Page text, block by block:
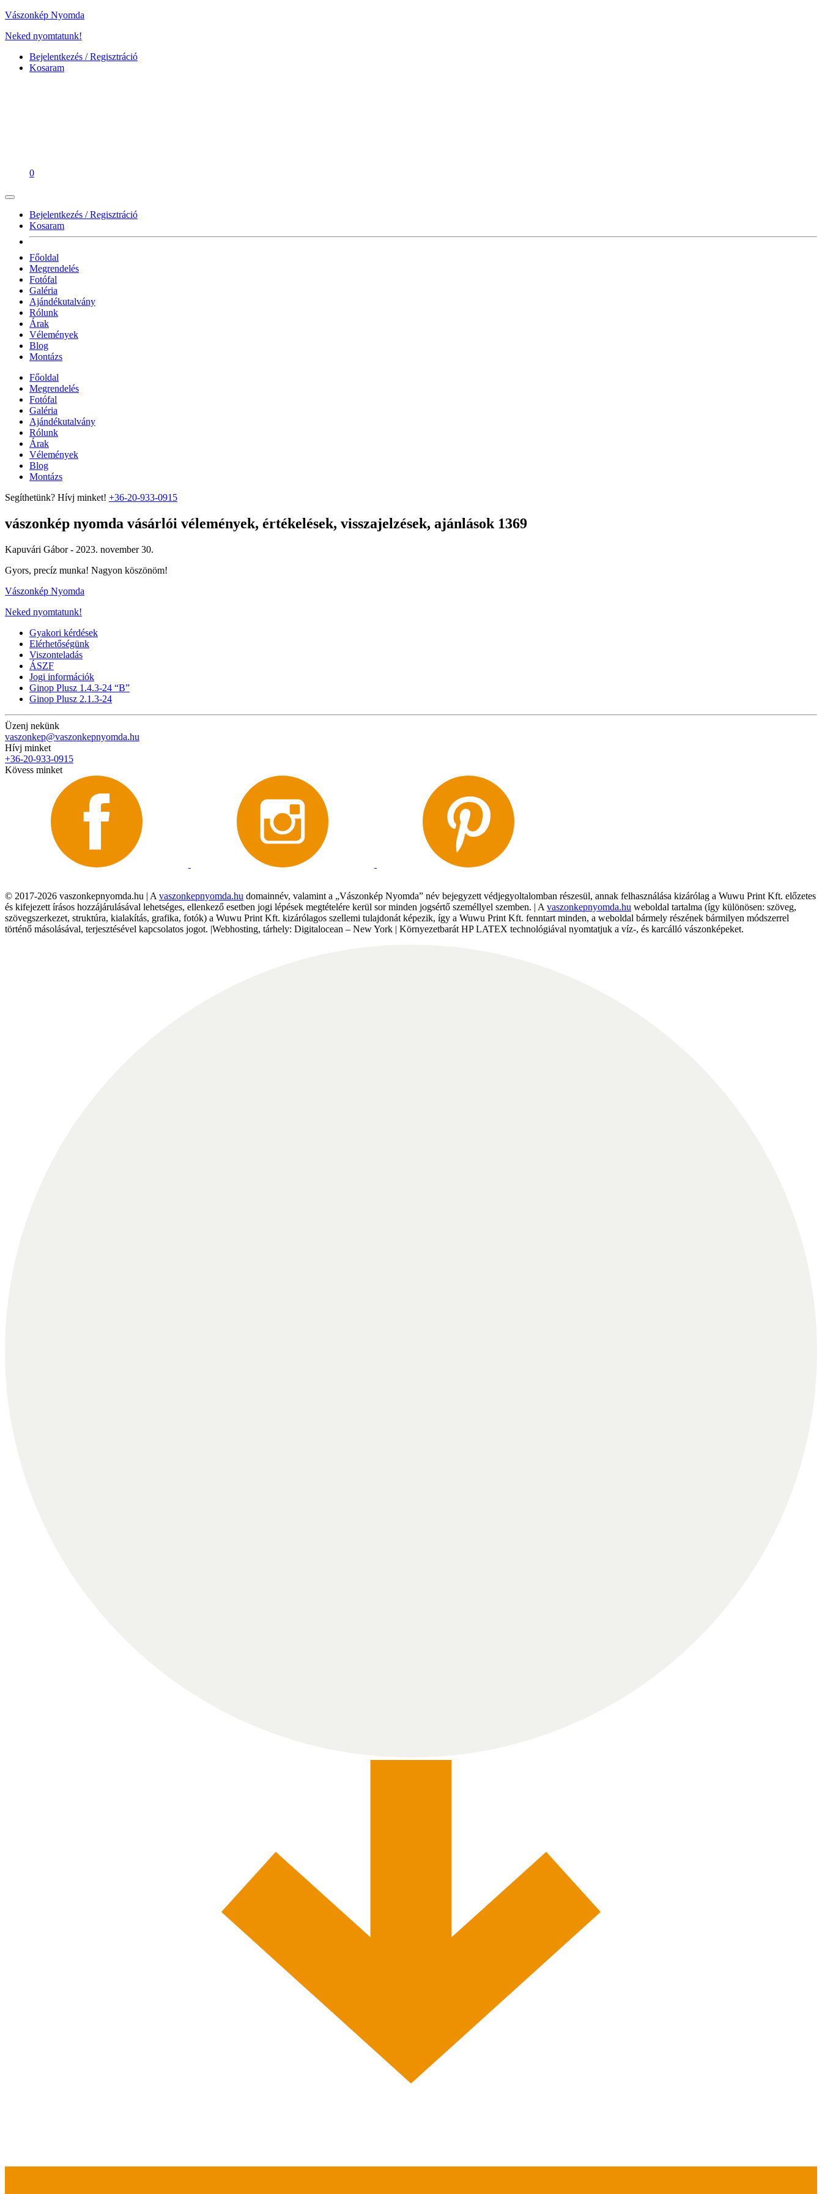
Vászonkép Nyomda
Neked nyomtatunk!
Bejelentkezés / Regisztráció
Kosaram
0
Bejelentkezés / Regisztráció
Kosaram
Főoldal
Megrendelés
Fotófal
Galéria
Ajándékutalvány
Rólunk
Árak
Vélemények
Blog
Montázs
Főoldal
Megrendelés
Fotófal
Galéria
Ajándékutalvány
Rólunk
Árak
Vélemények
Blog
Montázs
Segíthetünk? Hívj minket! +36-20-933-0915
vászonkép nyomda vásárlói vélemények, értékelések, visszajelzések, ajánlások 1369
Kapuvári Gábor - 2023. november 30.
Gyors, precíz munka! Nagyon köszönöm!
Vászonkép Nyomda
Neked nyomtatunk!
Gyakori kérdések
Elérhetőségünk
Viszonteladás
ÁSZF
Jogi információk
Ginop Plusz 1.4.3-24 “B”
Ginop Plusz 2.1.3-24
Üzenj nekünk
vaszonkep@vaszonkepnyomda.hu
Hívj minket
+36-20-933-0915
Kövess minket
© 2017-2026 vaszonkepnyomda.hu | A vaszonkepnyomda.hu domainnév, valamint a „Vászonkép Nyomda” név bejegyzett védjegyoltalomban részesül, annak felhasználása kizárólag a Wuwu Print Kft. előzetes
és kifejezett írásos hozzájárulásával lehetséges, ellenkező esetben jogi lépések megtételére kerül sor minden jogsértő személlyel szemben. | A vaszonkepnyomda.hu weboldal tartalma (így különösen: szöveg,
szövegszerkezet, struktúra, kialakítás, grafika, fotók) a Wuwu Print Kft. kizárólagos szellemi tulajdonát képezik, így a Wuwu Print Kft. fenntart minden, a weboldal bármely részének bármilyen módszerrel
történő másolásával, terjesztésével kapcsolatos jogot. |Webhosting, tárhely: Digitalocean – New York | Környezetbarát HP LATEX technológiával nyomtatjuk a víz-, és karcálló vászonképeket.